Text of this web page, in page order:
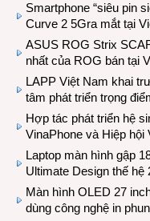
Smartphone “siêu pin
Curve 2 5Gra mắt tại
ASUS ROG Strix
nhất của ROG bán tại
LAPP Việt Nam khai
tâm phát triển trọng
Hợp tác phát triển hệ
VinaPhone và Hiệp hội
Laptop màn hình gập
Ultimate Design thế
Màn hình OLED 27
dùng công nghệ in